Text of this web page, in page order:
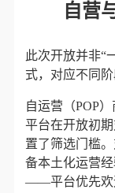
自营
此次开放并非“
式，对应不同阶
自运营（POP
平台在开放初
置了筛选门槛
备本土化运营
——平台优先欢